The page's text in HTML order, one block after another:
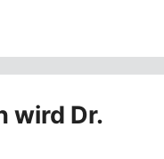
wird Dr.